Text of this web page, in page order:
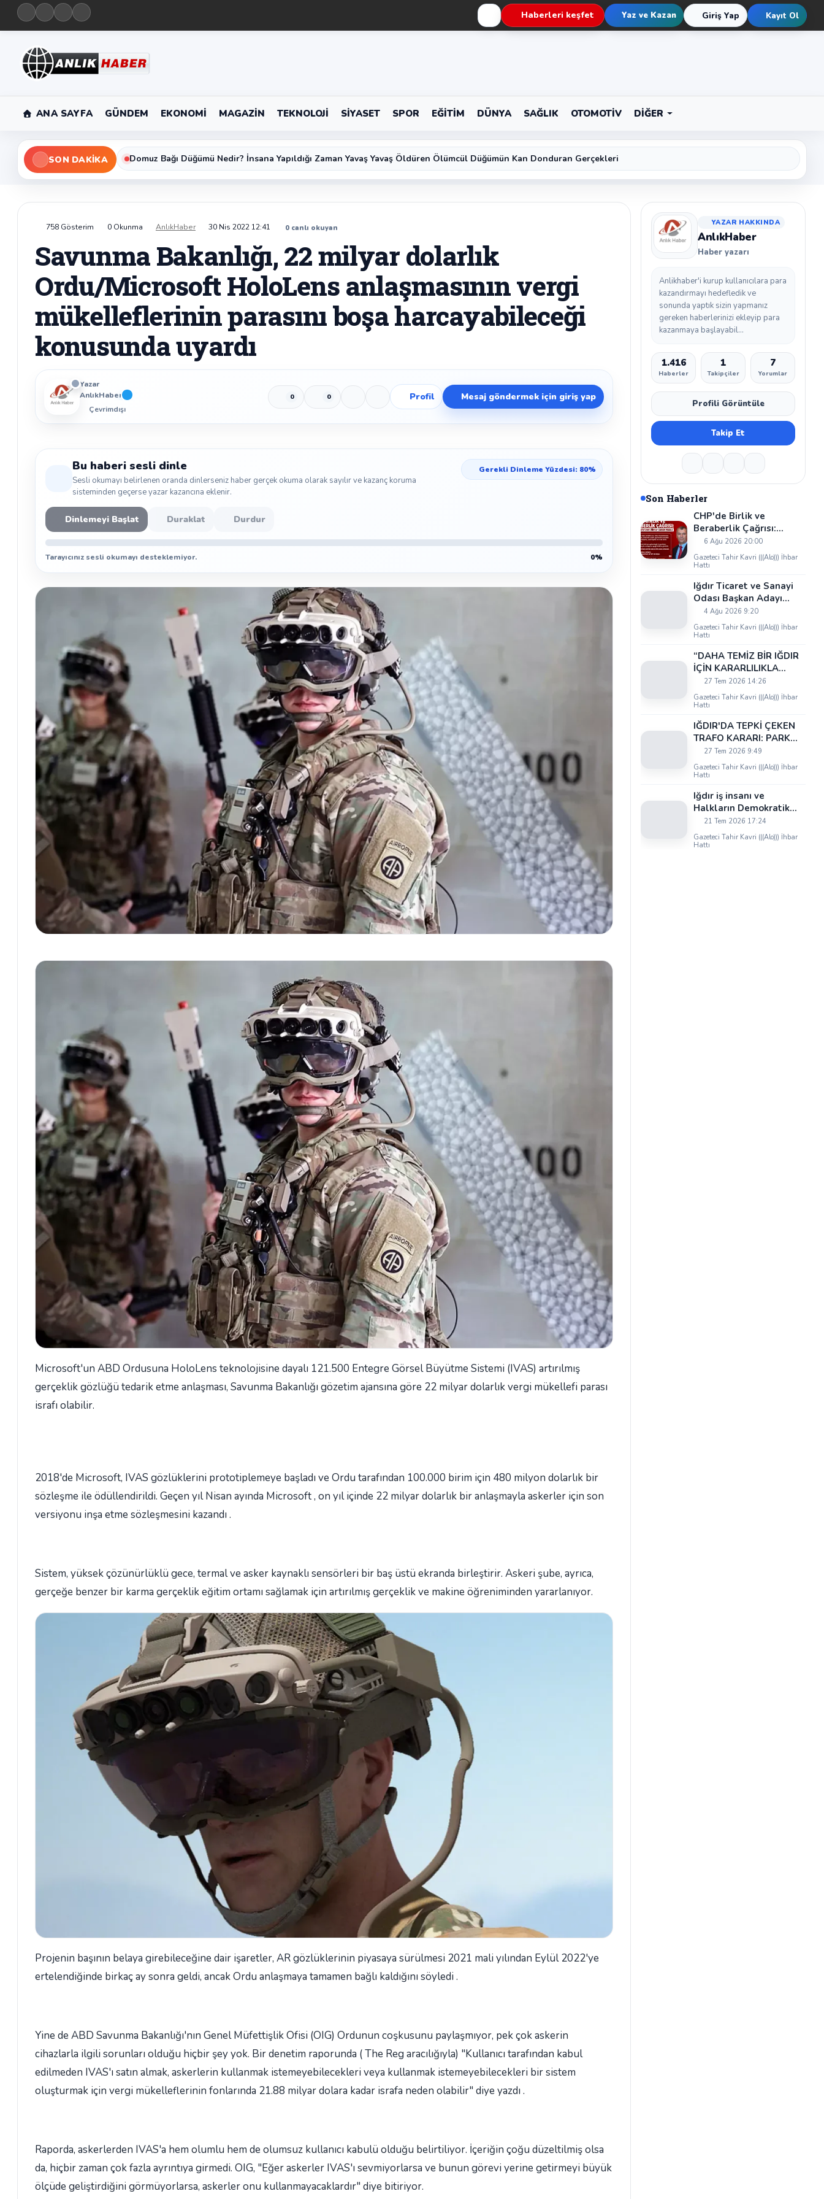
Haberleri keşfet Yaz ve Kazan Giriş Yap Kayıt Ol
ANA SAYFA GÜNDEM EKONOMI MAGAZIN TEKNOLOJI SIYASET SPOR EĞITIM DÜNYA SAĞLIK OTOMOTIV DIĞER
SON DAKIKA Domuz Bağı Düğümü Nedir? İnsana Yapıldığı Zaman Yavaş Yavaş Öldüren Ölümcül Düğümün Kan Donduran Gerçekleri
758 Gösterim 0 Okunma AnlıkHaber 30 Nis 2022 12:41 0 canlı okuyan
Savunma Bakanlığı, 22 milyar dolarlık
Ordu/Microsoft HoloLens anlaşmasının vergi
mükelleflerinin parasını boşa harcayabileceği
konusunda uyardı
Yazar
AnlıkHaber
Çevrimdışı
Beğen
0 Beğenmeme
0 Paylaş Profil Mesaj göndermek için giriş yap
Bu haberi sesli dinle
Sesli okumayı belirlenen oranda dinlerseniz haber gerçek okuma olarak sayılır ve kazanç koruma
sisteminden geçerse yazar kazancına eklenir.
Gerekli Dinleme Yüzdesi: 80%
Dinlemeyi Başlat Duraklat Durdur
Tarayıcınız sesli okumayı desteklemiyor. 0%
Microsoft'un ABD Ordusuna HoloLens teknolojisine dayalı 121.500 Entegre Görsel Büyütme Sistemi (IVAS) artırılmış
gerçeklik gözlüğü tedarik etme anlaşması, Savunma Bakanlığı gözetim ajansına göre 22 milyar dolarlık vergi mükellefi parası
israfı olabilir.
2018'de Microsoft, IVAS gözlüklerini prototiplemeye başladı ve Ordu tarafından 100.000 birim için 480 milyon dolarlık bir
sözleşme ile ödüllendirildi. Geçen yıl Nisan ayında Microsoft , on yıl içinde 22 milyar dolarlık bir anlaşmayla askerler için son
versiyonu inşa etme sözleşmesini kazandı .
Sistem, yüksek çözünürlüklü gece, termal ve asker kaynaklı sensörleri bir baş üstü ekranda birleştirir. Askeri şube, ayrıca,
gerçeğe benzer bir karma gerçeklik eğitim ortamı sağlamak için artırılmış gerçeklik ve makine öğreniminden yararlanıyor.
Projenin başının belaya girebileceğine dair işaretler, AR gözlüklerinin piyasaya sürülmesi 2021 mali yılından Eylül 2022'ye
ertelendiğinde birkaç ay sonra geldi, ancak Ordu anlaşmaya tamamen bağlı kaldığını söyledi .
Yine de ABD Savunma Bakanlığı'nın Genel Müfettişlik Ofisi (OIG) Ordunun coşkusunu paylaşmıyor, pek çok askerin
cihazlarla ilgili sorunları olduğu hiçbir şey yok. Bir denetim raporunda ( The Reg aracılığıyla) "Kullanıcı tarafından kabul
edilmeden IVAS'ı satın almak, askerlerin kullanmak istemeyebilecekleri veya kullanmak istemeyebilecekleri bir sistem
oluşturmak için vergi mükelleflerinin fonlarında 21.88 milyar dolara kadar israfa neden olabilir" diye yazdı .
Raporda, askerlerden IVAS'a hem olumlu hem de olumsuz kullanıcı kabulü olduğu belirtiliyor. İçeriğin çoğu düzeltilmiş olsa
da, hiçbir zaman çok fazla ayrıntıya girmedi. OIG, "Eğer askerler IVAS'ı sevmiyorlarsa ve bunun görevi yerine getirmeyi büyük
ölçüde geliştirdiğini görmüyorlarsa, askerler onu kullanmayacaklardır" diye bitiriyor.
YAZAR HAKKINDA
AnlıkHaber
Haber yazarı
Anlikhaber'i kurup kullanıcılara para
kazandırmayı hedefledik ve
sonunda yaptık sizin yapmanız
gereken haberlerinizi ekleyip para
kazanmaya başlayabil...
1.416
Haberler
1
Takipçiler
7
Yorumlar
Profili Görüntüle
Takip Et
Son Haberler
CHP'de Birlik ve
Beraberlik Çağrısı:
Cevzet Kaya'dan Dikkat
Çeken Mesaj
6 Ağu 2026 20:00
Gazeteci Tahir Kavri (((Alo))) İhbar
Hattı
Iğdır Ticaret ve Sanayi
Odası Başkan Adayı
Uğur Artantaş'tan
Ticaret Odası'na Sert
Eleştiri: "Nakliyeci
Sahipsiz Bırakılamaz"
4 Ağu 2026 9:20
Gazeteci Tahir Kavri (((Alo))) İhbar
Hattı
“DAHA TEMİZ BİR IĞDIR
İÇİN KARARLILIKLA
ÇALIŞIYORUZ”
27 Tem 2026 14:26
Gazeteci Tahir Kavri (((Alo))) İhbar
Hattı
IĞDIR'DA TEPKİ ÇEKEN
TRAFO KARARI: PARK
ALANI DARALIYOR,
OKUL ÖNÜNDE KAZA
RİSKİ İDDİASI VE IĞDIR
27 Tem 2026 9:49
Gazeteci Tahir Kavri (((Alo))) İhbar
Hattı
Iğdır iş insanı ve
Halkların Demokratik
Kongresi İstanbul Meclis
Üyesi Serhat Kaya’dan
Iğdır Tanıtım
21 Tem 2026 17:24
Gazeteci Tahir Kavri (((Alo))) İhbar
Hattı